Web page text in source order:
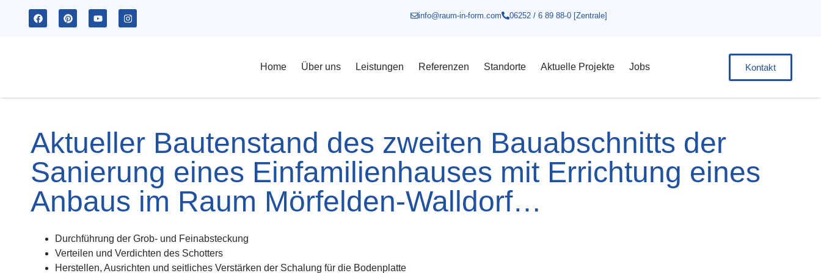
info@raum-in-form.com 06252 / 6 89 88-0 [Zentrale]
Home Über uns Leistungen Referenzen Standorte Aktuelle Projekte Jobs Kontakt
Aktueller Bautenstand des zweiten Bauabschnitts der
Sanierung eines Einfamilienhauses mit Errichtung eines
Anbaus im Raum Mörfelden-Walldorf…
Durchführung der Grob- und Feinabsteckung
Verteilen und Verdichten des Schotters
Herstellen, Ausrichten und seitliches Verstärken der Schalung für die Bodenplatte